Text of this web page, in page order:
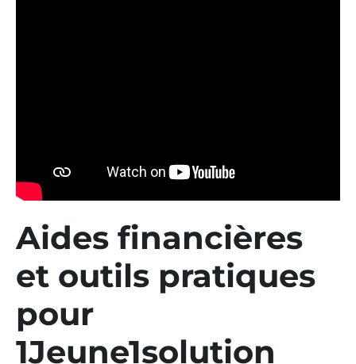
Aides financières
et outils pratiques
pour
1Jeune1solution